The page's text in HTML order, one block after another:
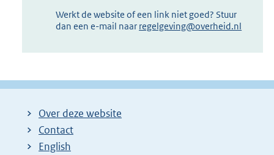
Werkt de website of een link niet goed? Stuur
dan een e-mail naar regelgeving@overheid.nl
Over deze website
Contact
English